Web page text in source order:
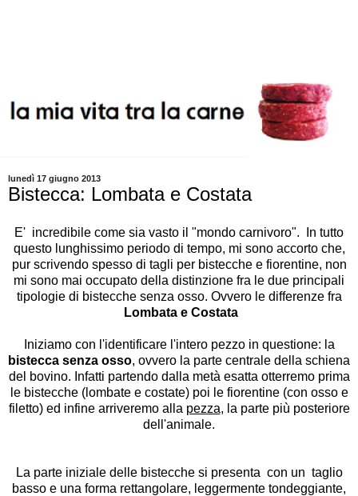
lunedì 17 giugno 2013
Bistecca: Lombata e Costata
E' incredibile come sia vasto il "mondo carnivoro". In tutto
questo lunghissimo periodo di tempo, mi sono accorto che,
pur scrivendo spesso di tagli per bistecchee fiorentine, non
mi sono mai occupato della distinzione fra le due principali
tipologie di bistecche senza osso. Ovvero le differenze fra
Lombata e Costata
Iniziamo con l'identificare l'intero pezzo in questione: la
bistecca senza osso, ovvero la parte centrale della schiena
del bovino. Infatti partendo dalla metà esatta otterremo prima
le bistecche (lombate e costate) poi le fiorentine (con osso e
filetto) ed infine arriveremo alla pezza, la parte più posteriore
dell'animale.
La parte iniziale delle bistecche si presenta con un taglio
basso e una forma rettangolare, leggermente tondeggiante,